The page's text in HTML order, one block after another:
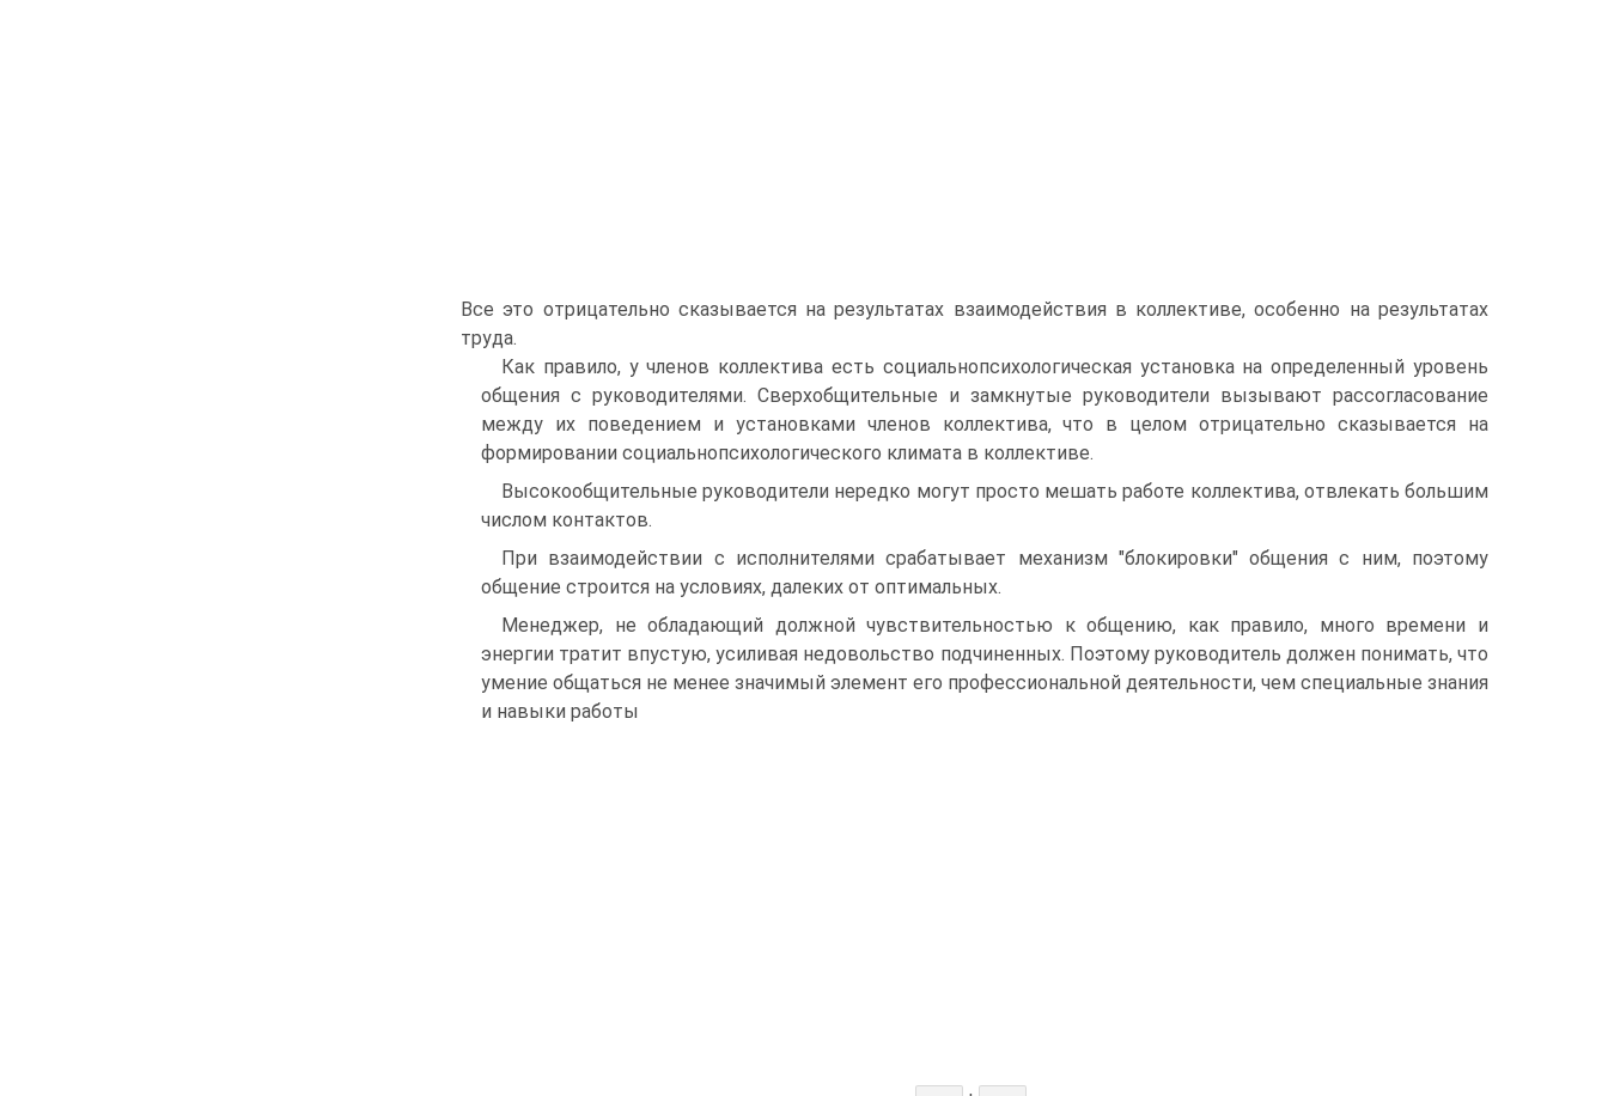
Все это отрицательно сказывается на результатах взаимодействия в коллективе, особенно на результатах
труда.
Как правило, у членов коллектива есть социальнопсихологическая установка на определенный уровень
общения с руководителями. Сверхобщительные и замкнутые руководители вызывают рассогласование
между их поведением и установками членов коллектива, что в целом отрицательно сказывается на
формировании социальнопсихологического климата в коллективе.
Высокообщительные руководители нередко могут просто мешать работе коллектива, отвлекать большим
числом контактов.
При взаимодействии с исполнителями срабатывает механизм "блокировки" общения с ним, поэтому
общение строится на условиях, далеких от оптимальных.
Менеджер, не обладающий должной чувствительностью к общению, как правило, много времени и
энергии тратит впустую, усиливая недовольство подчиненных. Поэтому руководитель должен понимать, что
умение общаться не менее значимый элемент его профессиональной деятельности, чем специальные знания
и навыки работы